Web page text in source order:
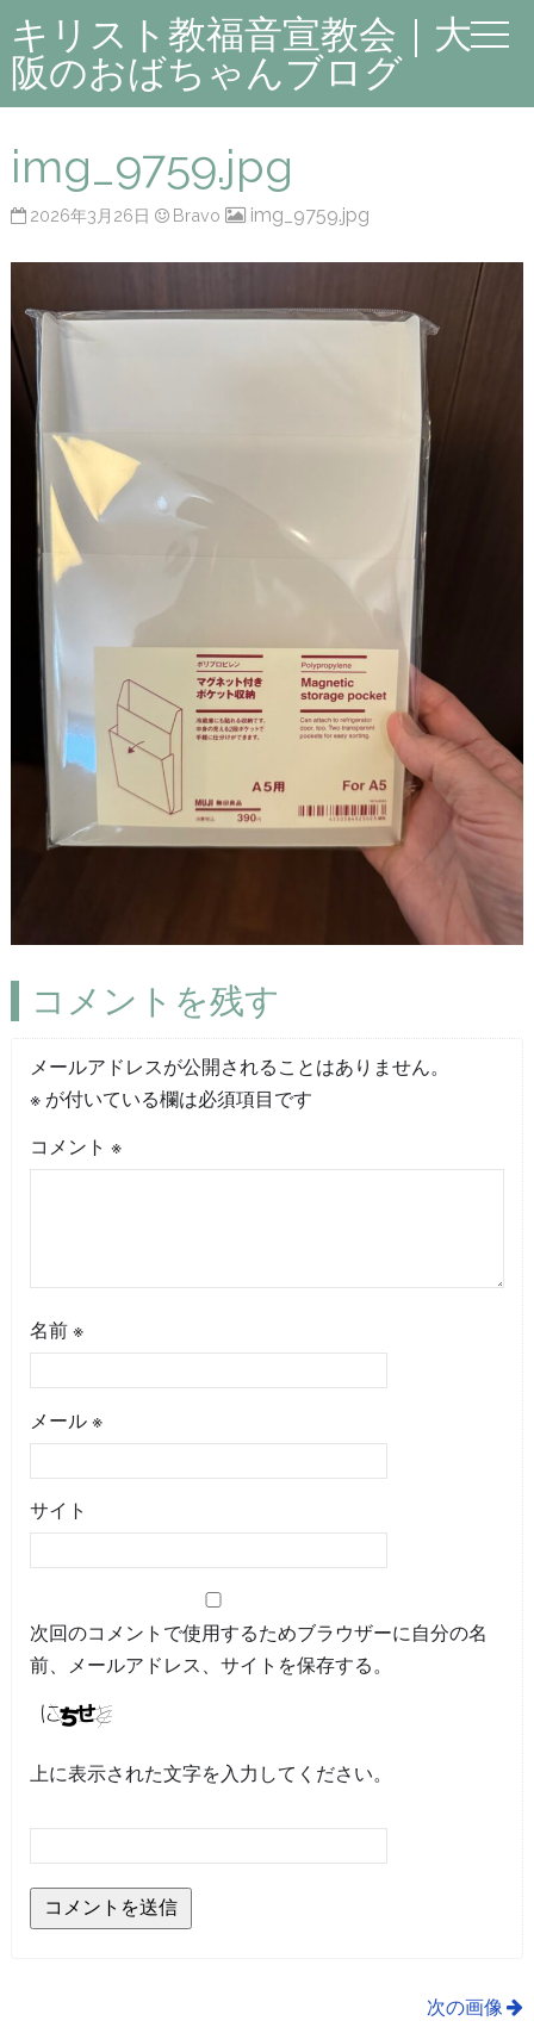
キリスト教福音宣教会｜大
阪のおばちゃんブログ
img_9759.jpg
2026年3月26日 Bravo img_9759.jpg
コメントを残す
メールアドレスが公開されることはありません。
※が付いている欄は必須項目です
コメント ※
名前 ※
メール ※
サイト
次回のコメントで使用するためブラウザーに自分の名
前、メールアドレス、サイトを保存する。
上に表示された文字を入力してください。
次の画像